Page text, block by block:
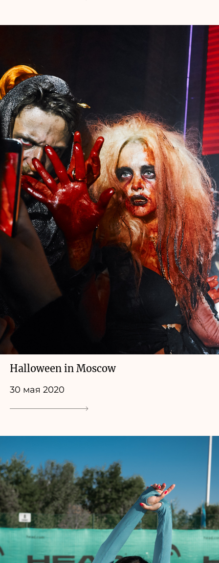
Halloween in Moscow
30 мая 2020